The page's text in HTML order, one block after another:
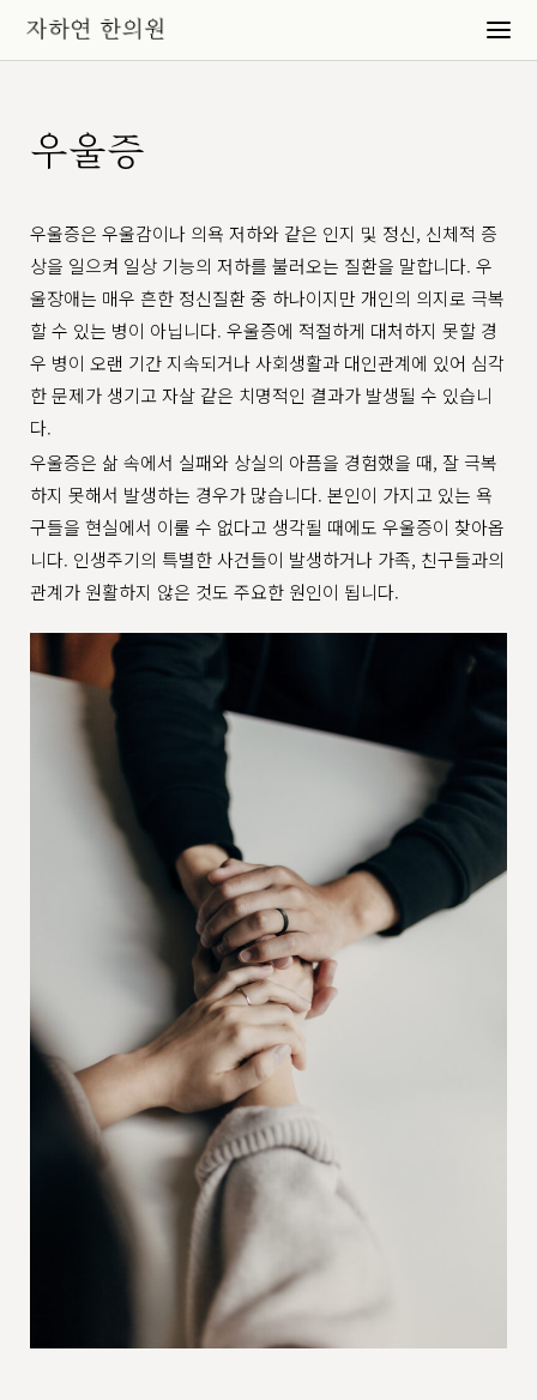
우울증
우울증은 우울감이나 의욕 저하와 같은 인지 및 정신, 신체적 증
상을 일으켜 일상 기능의 저하를 불러오는 질환을 말합니다. 우
울장애는 매우 흔한 정신질환 중 하나이지만 개인의 의지로 극복
할 수 있는 병이 아닙니다. 우울증에 적절하게 대처하지 못할 경
우 병이 오랜 기간 지속되거나 사회생활과 대인관계에 있어 심각
한 문제가 생기고 자살 같은 치명적인 결과가 발생될 수 있습니
다.
우울증은 삶 속에서 실패와 상실의 아픔을 경험했을 때, 잘 극복
하지 못해서 발생하는 경우가 많습니다. 본인이 가지고 있는 욕
구들을 현실에서 이룰 수 없다고 생각될 때에도 우울증이 찾아옵
니다. 인생주기의 특별한 사건들이 발생하거나 가족, 친구들과의
관계가 원활하지 않은 것도 주요한 원인이 됩니다.